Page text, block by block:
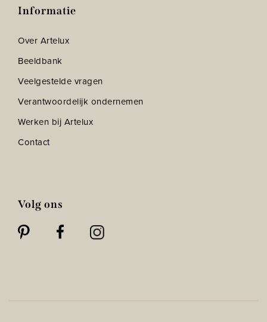
Informatie
Over Artelux
Beeldbank
Veelgestelde vragen
Verantwoordelijk ondernemen
Werken bij Artelux
Contact
Volg ons